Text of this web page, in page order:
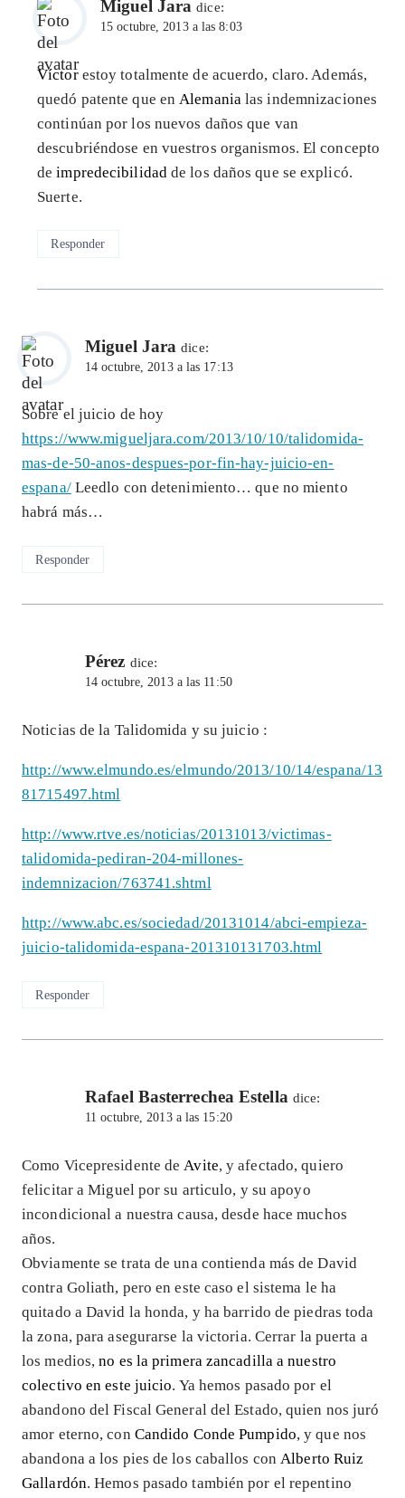
Miguel Jara dice:
15 octubre, 2013 a las 8:03
Víctor estoy totalmente de acuerdo, claro. Además,
quedó patente que en Alemanialas indemnizaciones
continúan por los nuevos daños que van
descubriéndose en vuestros organismos. El concepto
deimpredecibilidadde los daños que se explicó.
Suerte.
Responder
Miguel Jara dice:
14 octubre, 2013 a las 17:13
Sobre el juicio de hoy
https://www.migueljara.com/2013/10/10/talidomida-
mas-de-50-anos-despues-por-fin-hay-juicio-en-
espana/Leedlo con detenimiento… que no miento
habrá más…
Responder
Pérez dice:
14 octubre, 2013 a las 11:50
Noticias de la Talidomida y su juicio :
http://www.elmundo.es/elmundo/2013/10/14/espana/13
81715497.html
http://www.rtve.es/noticias/20131013/victimas-
talidomida-pediran-204-millones-
indemnizacion/763741.shtml
http://www.abc.es/sociedad/20131014/abci-empieza-
juicio-talidomida-espana-201310131703.html
Responder
Rafael Basterrechea Estella dice:
11 octubre, 2013 a las 15:20
Como Vicepresidente deAvite, y afectado, quiero
felicitar a Miguel por su articulo, y su apoyo
incondicional a nuestra causa, desde hace muchos
años.
Obviamente se trata de una contienda más de David
contra Goliath, pero en este caso el sistema le ha
quitado a David la honda, y ha barrido de piedras toda
la zona, para asegurarse la victoria. Cerrar la puerta a
los medios,no es la primera zancadilla a nuestro
colectivo en este juicio. Ya hemos pasado por el
abandono del Fiscal General del Estado, quien nos juró
amor eterno, con Candido Conde Pumpido, y que nos
abandona a los pies de los caballos conAlberto Ruiz
Gallardón. Hemos pasado también por el repentino